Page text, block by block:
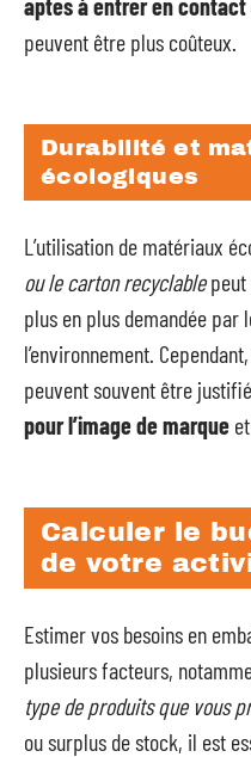
peuvent être plus coûteux.
Durabilité et
écologiques
L’utilisation de matériaux
ou le carton recyclable
plus en plus demandée par
l’environnement.
peuvent souvent être
pour l’image de marque
Calculer le
de votre
Estimer vos besoins en
plusieurs facteurs,
type de produits que vous
ou surplus de stock, il est